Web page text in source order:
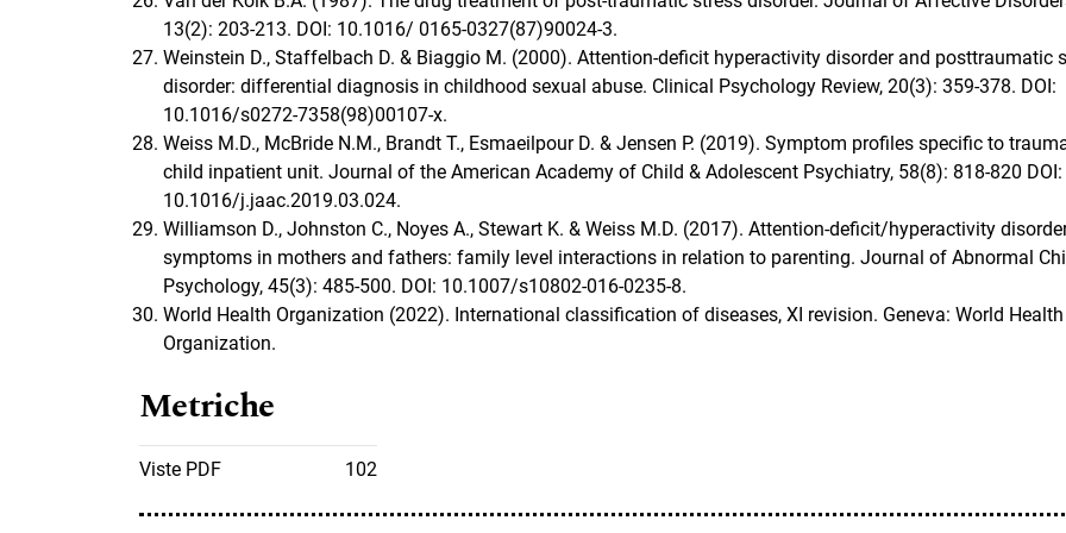
13(2): 203-213. DOI: 10.1016/ 0165-0327(87)90024-3.
Weinstein D., Staffelbach D. & Biaggio M. (2000). Attention-deficit hyperactivity disorder and posttraumatic
disorder: differential diagnosis in childhood sexual abuse. Clinical Psychology Review, 20(3): 359-378. DOI:
10.1016/s0272-7358(98)00107-x.
Weiss M.D., McBride N.M., Brandt T., Esmaeilpour D. & Jensen P. (2019). Symptom profiles specific to
child inpatient unit. Journal of the American Academy of Child & Adolescent Psychiatry, 58(8): 818-820 DOI:
10.1016/j.jaac.2019.03.024.
Williamson D., Johnston C., Noyes A., Stewart K. & Weiss M.D. (2017). Attention-deficit/hyperactivity
symptoms in mothers and fathers: family level interactions in relation to parenting. Journal of Abnormal
Psychology, 45(3): 485-500. DOI: 10.1007/s10802-016-0235-8.
World Health Organization (2022). International classification of diseases, XI revision. Geneva: World Health
Organization.
Metriche
Viste PDF 102